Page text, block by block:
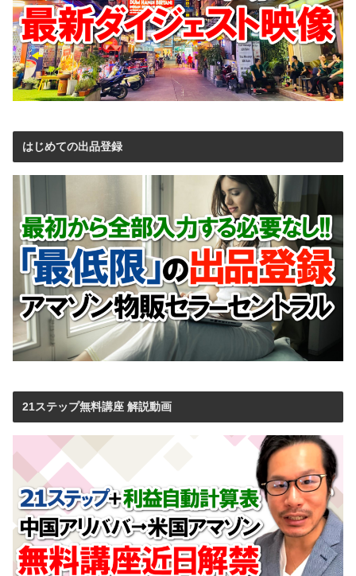
はじめての出品登録
21ステップ無料講座 解説動画